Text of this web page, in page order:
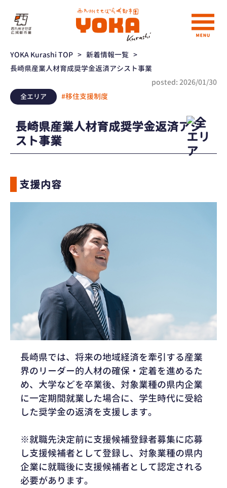
YOKA Kurashi TOP > 新着情報一覧 >
長崎県産業人材育成奨学金返済アシスト事業
posted: 2026/01/30
全エリア #移住支援制度
長崎県産業人材育成奨学金返済アシ
スト事業
支援内容
長崎県では、将来の地域経済を牽引する産業
界のリーダー的人材の確保・定着を進めるた
め、大学などを卒業後、対象業種の県内企業
に一定期間就業した場合に、学生時代に受給
した奨学金の返済を支援します。
※就職先決定前に支援候補登録者募集に応募
し支援候補者として登録し、対象業種の県内
企業に就職後に支援候補者として認定される
必要があります。